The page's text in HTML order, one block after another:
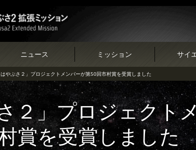
ニュース ミッション サイ
はやぶさ２」プロジェクトメンバーが第50回市村賞を受賞しました
２」プロジェクト
賞を受賞しました